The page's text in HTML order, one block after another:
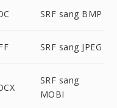
SRF sang BMP
SRF sang JPEG
SRF sang
MOBI